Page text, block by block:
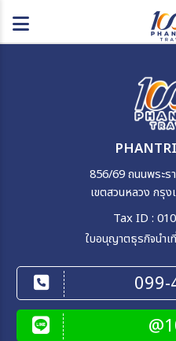
856/69 ถนนพระร
เขตสวนหลวง กรุ
Tax ID :
ใบอนุญาตธุรกิจนำเ
099-